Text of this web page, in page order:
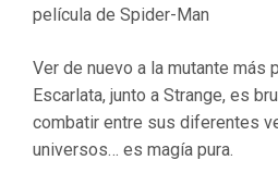
película de Spider-Man
Ver de nuevo a la mutante más
Escarlata, junto a Strange, es
combatir entre sus diferentes
universos… es magía pura.